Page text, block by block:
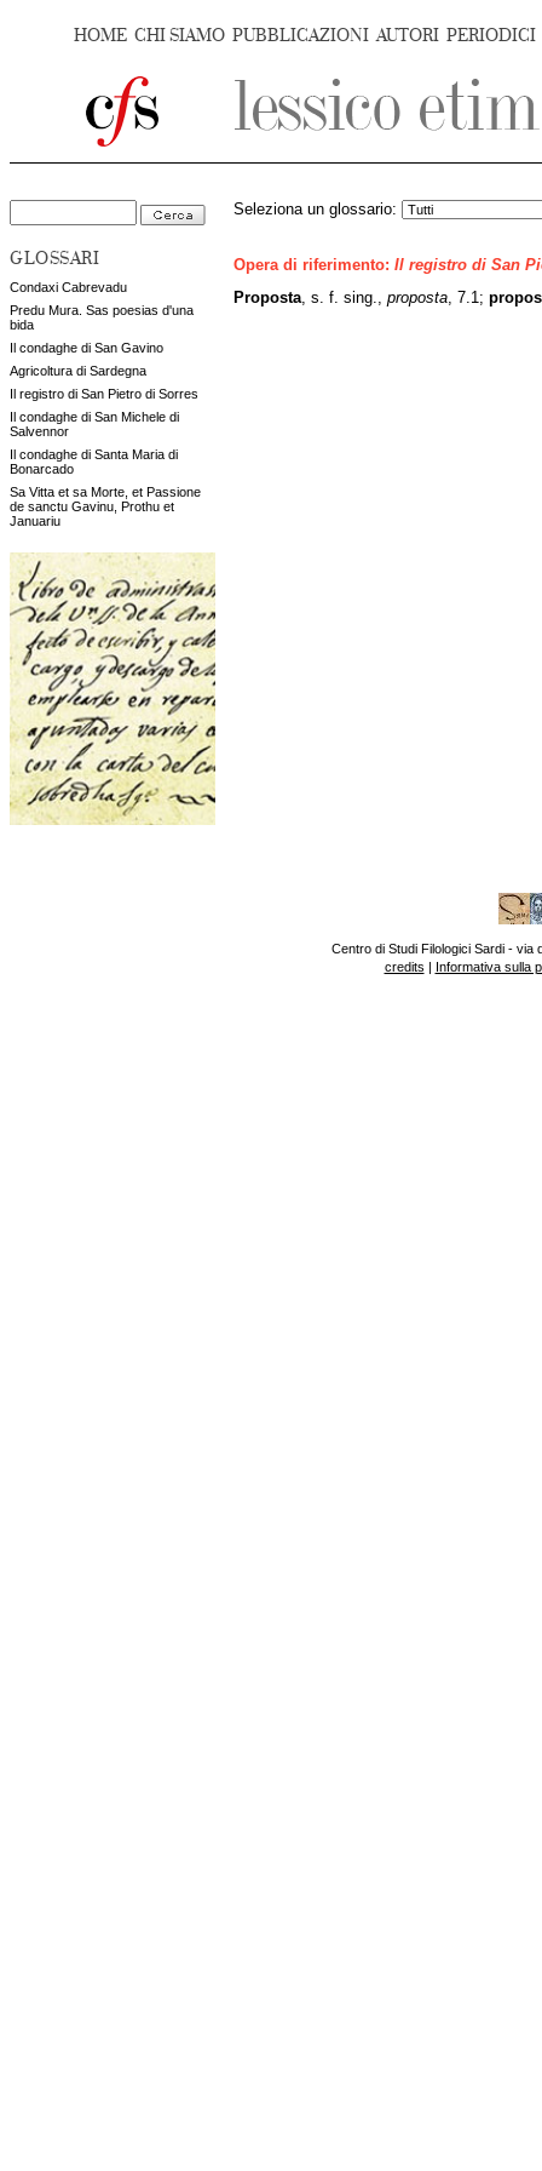
HOME CHI SIAMO PUBBLICAZIONI AUTORI PERIODICI
GLOSSARI
Condaxi Cabrevadu
Predu Mura. Sas poesias d'una
bida
Il condaghe di San Gavino
Agricoltura di Sardegna
Il registro di San Pietro di Sorres
Il condaghe di San Michele di
Salvennor
Il condaghe di Santa Maria di
Bonarcado
Sa Vitta et sa Morte, et Passione
de sanctu Gavinu, Prothu et
Januariu
Seleziona un glossario:
Opera di riferimento: Il registro di San
Proposta , s. f. sing., proposta , 7.1;
Centro di Studi Filologici Sardi - via
credits | Informativa sulla